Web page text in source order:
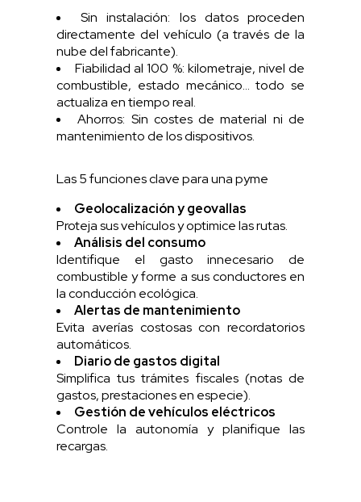
Sin instalación: los datos proceden
directamente del vehículo (a través de la
nube del fabricante).
Fiabilidad al 100 %: kilometraje, nivel de
combustible, estado mecánico... todo se
actualiza en tiempo real.
Ahorros: Sin costes de material ni de
mantenimiento de los dispositivos.
Las 5 funciones clave para una pyme
Geolocalización y geovallas
Proteja sus vehículos y optimice las rutas.
Análisis del consumo
Identifique el gasto innecesario de
combustible y forme a sus conductores en
la conducción ecológica.
Alertas de mantenimiento
Evita averías costosas con recordatorios
automáticos.
Diario de gastos digital
Simplifica tus trámites fiscales (notas de
gastos, prestaciones en especie).
Gestión de vehículos eléctricos
Controle la autonomía y planifique las
recargas.